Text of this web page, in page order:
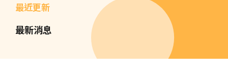
最近更新
最新消息